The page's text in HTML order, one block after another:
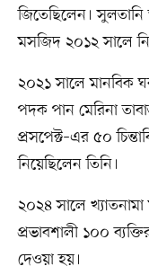
জিতেছিলেন।
মসজিদ ২০১২ সালে
২০২১ সালে মানবিক
পদক পান মেরিনা
প্রসপেক্ট–এর ৫০
নিয়েছিলেন তিনি।
২০২৪ সালে খ্যাতনামা
প্রভাবশালী ১০০
দেওয়া হয়।